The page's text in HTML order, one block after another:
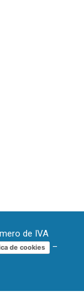
de IVA
de cookies
–